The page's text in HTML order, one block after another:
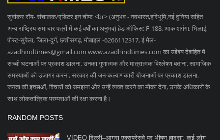
सुवांकर रॉय- संचालक/एडिटर इन चीफ <br> (अनुभव - नवभारत,हरिभूमि,नई दुनिया सहित
अन्य राष्ट्रिय समाचार पत्रों में कई वर्षों का अनुभव) हेड ऑफिस: F-188, आकाशगंगा, भिलाई,
पोस्ट-सुपेला, जिला-दुर्ग, छत्तीसगढ़, मोबाइल -6266112317, ई मेल-
azadhindtimes@gmail.com www.azadhindtimes.com का उद्देश्य देशहित में
सच्ची घटनाओं पर प्रकाश डालना, उनका गुणात्मक और मात्रात्मक विश्लेषण बताना, सामाजिक
समस्याओं को उजागर करना, सरकार की जन-कल्याणकारी योजनाओं पर प्रकाश डालना,
जनता की इच्छाओं, विचारों को समझना और उन्हें व्यक्त करने का मौका देना, उनके अधिकारों के
साथ लोकतांत्रिक परम्पराओं की रक्षा करना है।
RANDOM POSTS
VIDEO दिल्ली–आगरा एक्सप्रेसवे पर भीषण हादसा: कई लोग